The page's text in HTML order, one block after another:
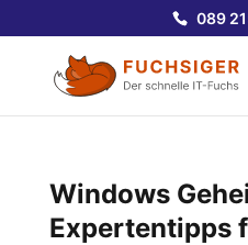
089
Windows
Expertentipps